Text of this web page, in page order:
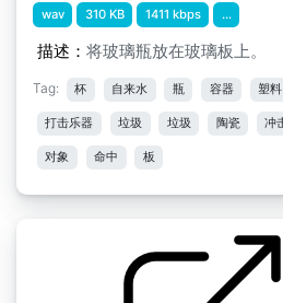
wav 310 KB 1411 kbps ...
描述： 将玻璃瓶放在玻璃板上。
Tag: 杯 自来水 瓶 容器 塑料
打击乐器 垃圾 垃圾 陶瓷 冲
对象 命中 板